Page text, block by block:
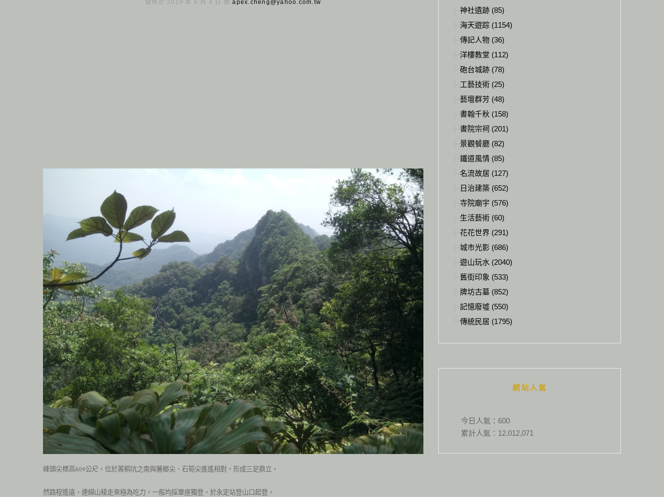
發佈於 2019 年 6 月 4 日 由apex.cheng@yahoo.com.tw
峰頭尖標高609公尺，位於菁桐坑之南與薯榔尖、石筍尖遙遙相對，形成三足鼎立，
然路程遙遠，連綿山稜走來極為吃力，一般均採單座獨登，於永定站登山口起登，
神社遺跡 (85)
海天遊踪 (1154)
傳記人物 (36)
洋樓教堂 (112)
砲台城跡 (78)
工藝技術 (25)
藝壇群芳 (48)
書翰千秋 (158)
書院宗祠 (201)
景觀餐廳 (82)
鐵道風情 (85)
名流故居 (127)
日治建築 (652)
寺院廟宇 (576)
生活藝術 (60)
花花世界 (291)
城市光影 (686)
遊山玩水 (2040)
舊街印象 (533)
牌坊古墓 (852)
記憶廢墟 (550)
傳統民居 (1795)
網站人氣
今日人氣： 600
累計人氣： 12,012,071